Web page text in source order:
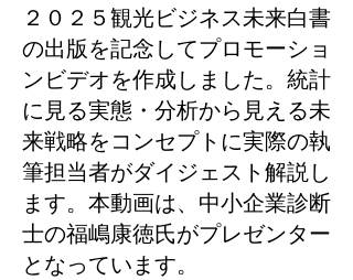
２０２５観光ビジネス未来白書
の出版を記念してプロモーショ
ンビデオを作成しました。統計
に見る実態・分析から見える未
来戦略をコンセプトに実際の執
筆担当者がダイジェスト解説し
ます。本動画は、中小企業診断
士の福嶋康徳氏がプレゼンター
となっています。